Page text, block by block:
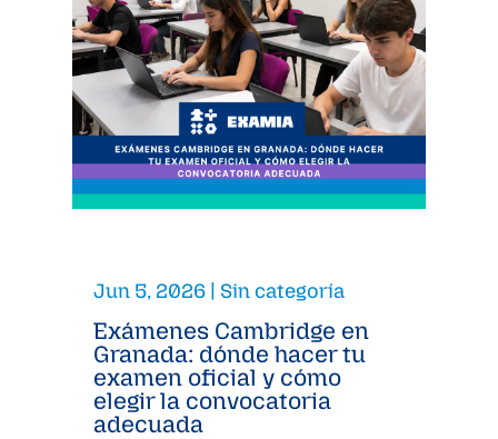
Exámenes Cambridge en
Granada: dónde hacer tu
examen oficial y cómo
elegir la convocatoria
adecuada
Jun 5, 2026| Sin categoría